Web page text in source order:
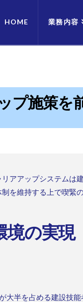
HOME 業務内容
プ施策を
アアップシステム
を維持する上で喫緊
境の実現
半を占める建設技